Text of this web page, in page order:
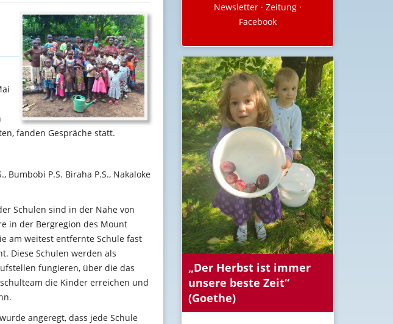
fanden Gespräche statt.
Bumbobi P.S. Biraha P.S., Nakaloke
Schulen sind in der Nähe von
in der Bergregion des Mount
am weitest entfernte Schule fast
Diese Schulen werden als
fungieren, über die das
die Kinder erreichen und
angeregt, dass jede Schule
Newsletter · Zeitung ·
Facebook
„Der Herbst ist immer
unsere beste Zeit“
(Goethe)